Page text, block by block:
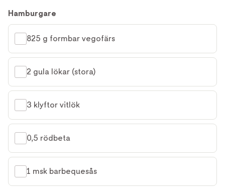
Hamburgare
825 g formbar vegofärs
2 gula lökar (stora)
3 klyftor vitlök
0,5 rödbeta
1 msk barbequesås